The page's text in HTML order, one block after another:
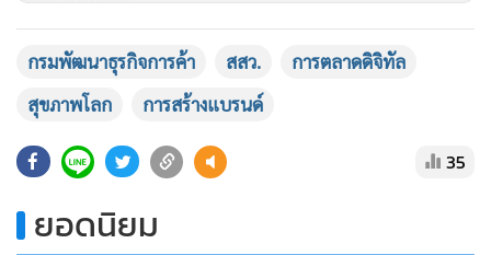
กิจกรรมครั้งนี้ได้รับเกียรติจากผู้ประกอบการและเจ้าของแบรนด์
Wellness ชั้นนำของไทยร่วมถ่ายทอดประสบการณ์ ได้แก่ คุณ
มิตรดนัย สถาวรมณี เจ้าของแบรนด์ Plantae มาร่วมแบ่งปันเส้น
ทางการเปลี่ยน Passion ด้านสุขภาพให้กลายเป็นแบรนด์
Wellness ที่ตอบโจทย์ผู้บริโภคยุคใหม่ คุณธีระฑัต หนูดำ จาก
แบรนด์ La Glace ร่วมถ่ายทอดแนวคิดการพัฒนาสินค้าให้
เติบโตสู่แบรนด์ไลฟ์สไตล์ที่ผู้บริโภคจดจำและเกิดความผูกพันกับ
กรมพัฒนาธุรกิจการค้า สสว.
การตลาดดิจิทัล
สุขภาพโลก
การสร้างแบรนด์
35
ยอดนิยม